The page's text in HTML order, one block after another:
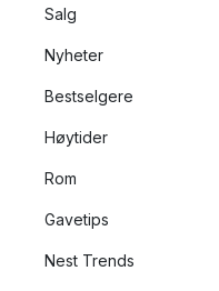
Salg
Nyheter
Bestselgere
Høytider
Rom
Gavetips
Nest Trends